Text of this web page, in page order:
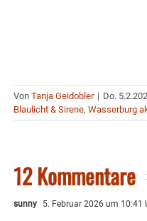
Von Tanja Geidobler | Do.
Blaulicht & Sirene, Wasserburg
12 Kommentare
sunny 5. Februar 2026 um 10:41